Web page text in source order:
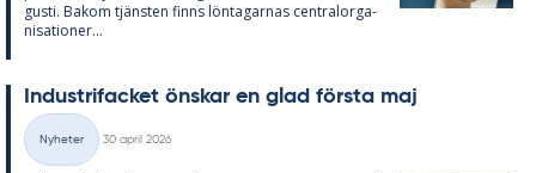
gusti. Bakom tjäns­ten fin­ns lön­ta­gar­nas cen­tral­or­ga­
ni­sa­tio­ner...
In­du­stri­fac­ket öns­kar en glad förs­ta maj
Kategorier
Nyheter
30 april 2026